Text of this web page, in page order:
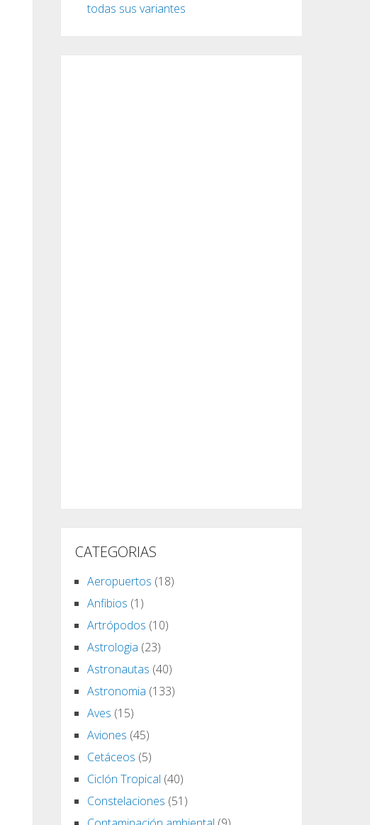
todas sus variantes
CATEGORIAS
Aeropuertos (18)
Anfibios (1)
Artrópodos (10)
Astrologia (23)
Astronautas (40)
Astronomia (133)
Aves (15)
Aviones (45)
Cetáceos (5)
Ciclón Tropical (40)
Constelaciones (51)